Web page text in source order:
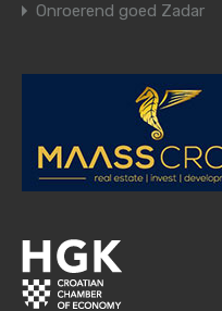
Onroerend goed Zadar